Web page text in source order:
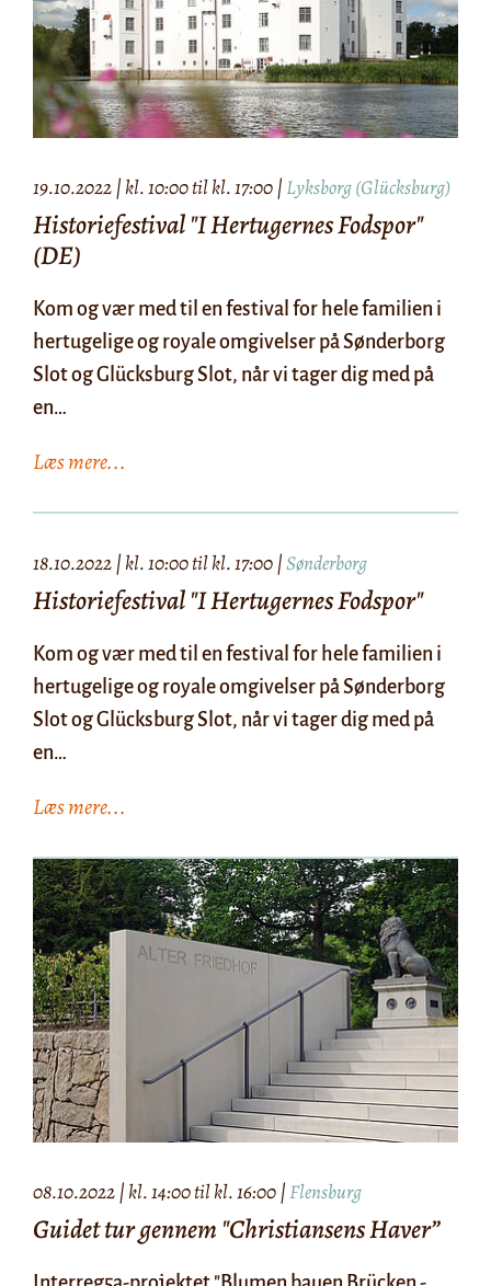
19.10.2022 | kl. 10:00 til kl. 17:00 | Lyksborg (Glücksburg)
Historiefestival "I Hertugernes Fodspor"
(DE)
Kom og vær med til en festival for hele familien i
hertugelige og royale omgivelser på Sønderborg
Slot og Glücksburg Slot, når vi tager dig med på
en…
Læs mere...
18.10.2022 | kl. 10:00 til kl. 17:00 |Sønderborg
Historiefestival "I Hertugernes Fodspor"
Kom og vær med til en festival for hele familien i
hertugelige og royale omgivelser på Sønderborg
Slot og Glücksburg Slot, når vi tager dig med på
en…
Læs mere...
08.10.2022 | kl. 14:00 til kl. 16:00 |Flensburg
Guidet tur gennem "Christiansens Haver”